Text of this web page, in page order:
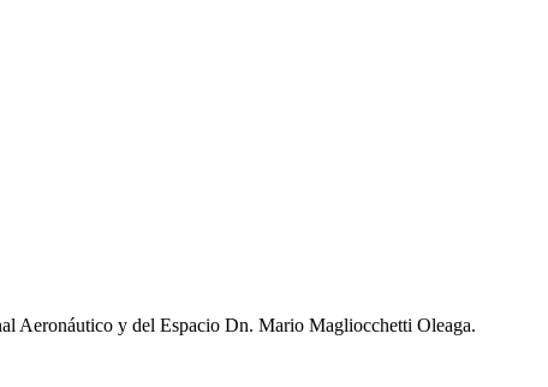
y del Espacio Dn. Mario Magliocchetti Oleaga.